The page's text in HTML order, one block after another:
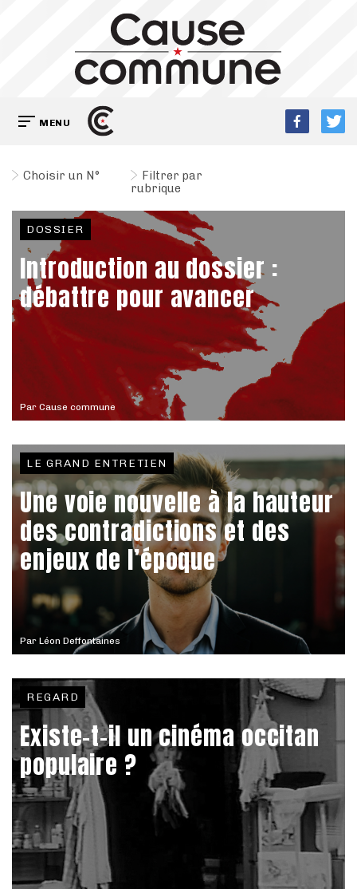
MENU
Choisir un N°
Filtrer par
rubrique
Par Cause commune
DOSSIER
Introduction au dossier :
débattre pour avancer
Par Léon Deffontaines
LE GRAND ENTRETIEN
Une voie nouvelle à la hauteur
des contradictions et des
enjeux de l’époque
REGARD
Existe-t-il un cinéma occitan
populaire ?